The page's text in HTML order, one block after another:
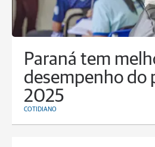
Paraná tem
desempenho do
2025
COTIDIANO